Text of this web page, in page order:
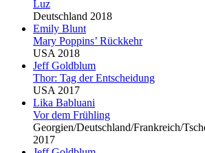
Luz
Deutschland 2018
Emily Blunt
Mary Poppins’ Rückkehr
USA 2018
Jeff Goldblum
Thor: Tag der Entscheidung
USA 2017
Lika Babluani
Vor dem Frühling
Georgien/Deutschland/Frankreich/
2017